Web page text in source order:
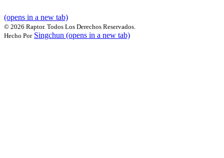
(opens in a new tab)
© 2026 Raptor. Todos Los Derechos Reservados.
Hecho Por Singchun (opens in a new tab)